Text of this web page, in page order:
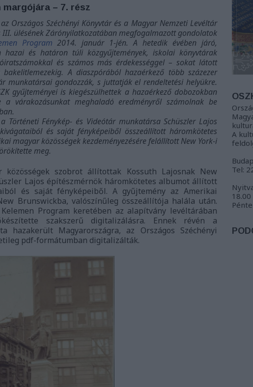
margójára – 7. rész
Országos Széchényi Könyvtár és a Magyar Nemzeti Levéltár
III. ülésének Zárónyilatkozatában megfogalmazott gondolatok
Program 2014. január 1-jén. A hetedik évében járó,
hazai és határon túli közgyűjtemények, iskolai könyvtárak
és számos más érdekességgel – sokat látott
A diaszpórából hazaérkező több százezer
munkatársai gondozzák, s juttatják el rendeltetési helyükre.
gyűjteményei is kiegészülhettek a hazaérkező dobozokban
várakozásunkat meghaladó eredményről számolnak be
Történeti Fénykép- és Videótár munkatársa Schüszler Lajos
és saját fényképeiből összeállított háromkötetes
magyar közösségek kezdeményezésére felállított New York-i
meg.
közösségek szobrot állítottak Kossuth Lajosnak New
Lajos építészmérnök háromkötetes albumot állított
és saját fényképeiből. A gyűjtemény az Amerikai
Brunswickba, valószínűleg összeállítója halála után.
Program keretében az alapítvány levéltárában
szakszerű digitalizálásra. Ennek révén a
hazakerült Magyarországra, az Országos Széchényi
pdf-formátumban digitalizálták.
A
Tel:
18.00